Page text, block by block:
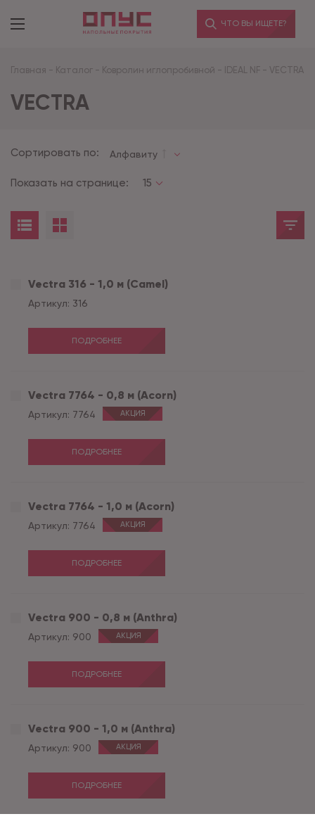
ЧТО ВЫ ИЩЕТЕ?
Главная - Каталог - Ковролин иглопробивной - IDEAL NF - VECTRA
VECTRA
Сортировать по: Алфавиту
Показать на странице: 15
Vectra 316 - 1,0 м (Camel)
Артикул: 316
ПОДРОБНЕЕ
Vectra 7764 - 0,8 м (Acorn)
Артикул: 7764 АКЦИЯ
ПОДРОБНЕЕ
Vectra 7764 - 1,0 м (Acorn)
Артикул: 7764 АКЦИЯ
ПОДРОБНЕЕ
Vectra 900 - 0,8 м (Anthra)
Артикул: 900 АКЦИЯ
ПОДРОБНЕЕ
Vectra 900 - 1,0 м (Anthra)
Артикул: 900 АКЦИЯ
ПОДРОБНЕЕ